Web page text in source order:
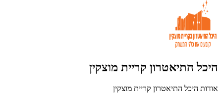
היכל התיאטרון קריית מוצקין
אודות היכל התיאטרון קריית מוצקין